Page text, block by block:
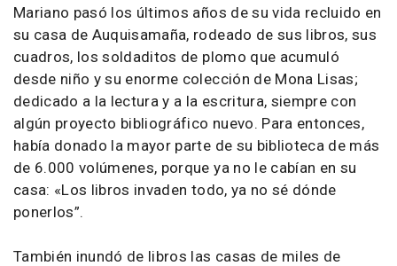
Mariano pasó los últimos años de su vida recluido en
su casa de Auquisamaña, rodeado de sus libros, sus
cuadros, los soldaditos de plomo que acumuló
desde niño y su enorme colección de Mona Lisas;
dedicado a la lectura y a la escritura, siempre con
algún proyecto bibliográfico nuevo. Para entonces,
había donado la mayor parte de su biblioteca de más
de 6.000 volúmenes, porque ya no le cabían en su
casa: «Los libros invaden todo, ya no sé dónde
ponerlos”.
También inundó de libros las casas de miles de